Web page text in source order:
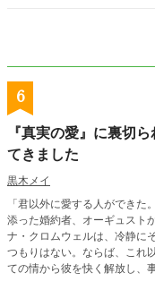
6
『真実の愛』に裏切
てきました
黒木メイ
「君以外に愛する人ができ
添った婚約者、オーギュスト
ナ・クロムウェルは、冷静に
つもりはない。ならば、これ
ての情から彼を快く解放し、